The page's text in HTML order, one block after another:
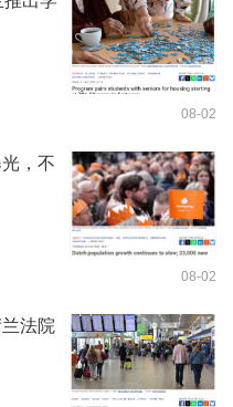
08-02
，不
08-02
法院